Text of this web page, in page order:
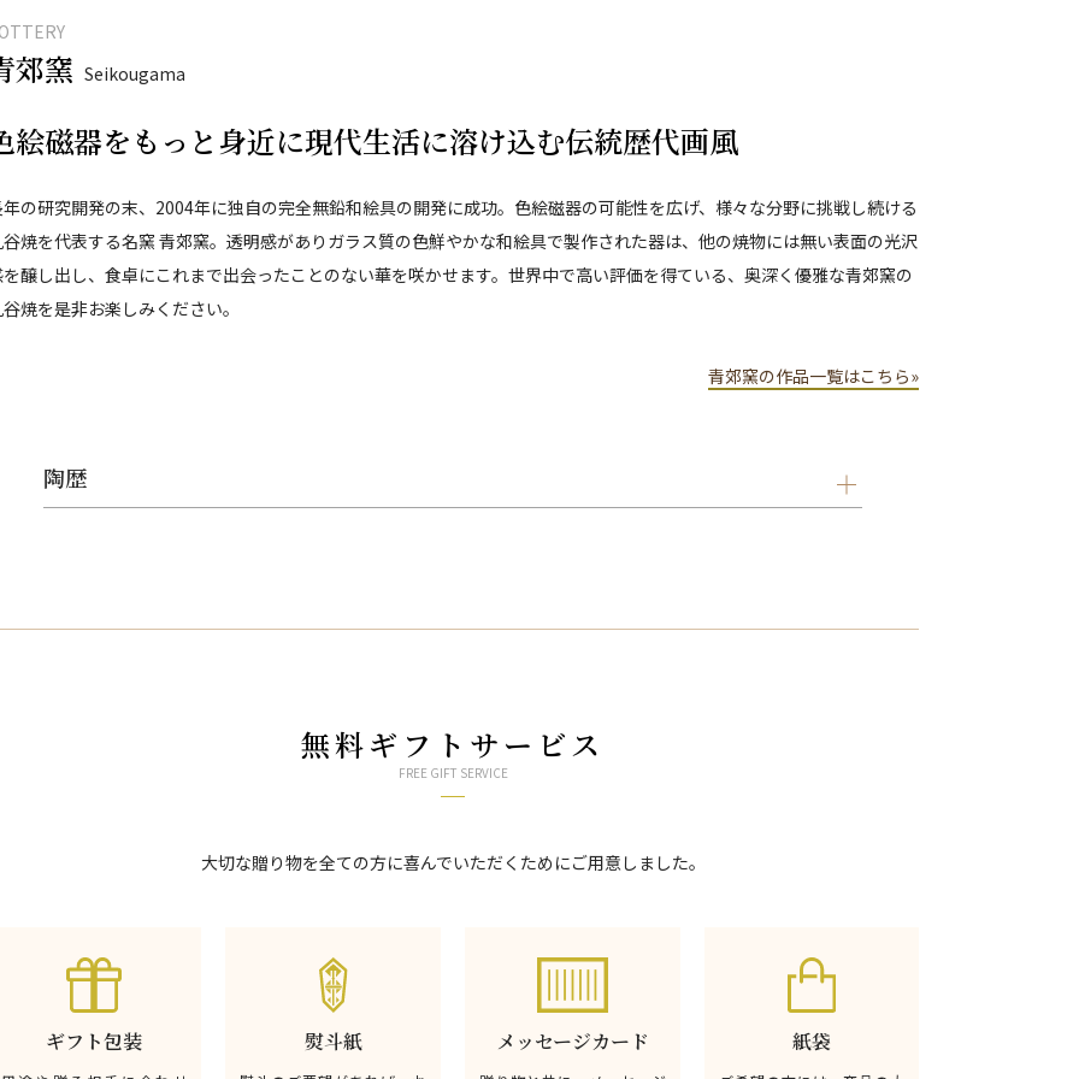
郊窯 Seikougama
絵磁器をもっと身近に現代生活に溶け込む伝統歴代画風
の研究開発の末、2004年に独自の完全無鉛和絵具の開発に成功。色絵磁器の可能性を広げ、様々な分野に挑戦し続ける
焼を代表する名窯 青郊窯。透明感がありガラス質の色鮮やかな和絵具で製作された器は、他の焼物には無い表面の光沢
醸し出し、食卓にこれまで出会ったことのない華を咲かせます。世界中で高い評価を得ている、奥深く優雅な青郊窯の
焼を是非お楽しみください。
青郊窯の作品一覧はこちら»
陶歴
無料ギフトサービス
FREE GIFT SERVICE
大切な贈り物を全ての方に喜んでいただくためにご用意しました。
ギフト包装 熨斗紙 メッセージカード 紙袋